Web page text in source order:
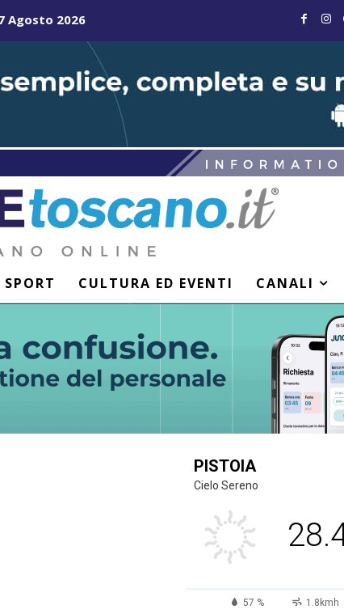
Agosto 2026
SPORT CULTURA ED EVENTI CANALI
PISTOIA
Cielo Sereno
57 % 1.8kmh